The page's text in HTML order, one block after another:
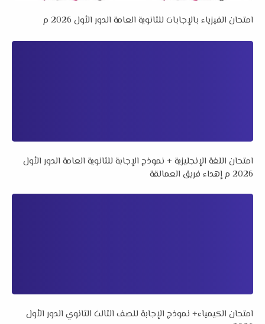
امتحان الفيزياء بالإجابات للثانوية العامة الدور الأول 2026 م
امتحان اللغة الإنجليزية + نموذج الإجابة للثانوية العامة الدور الأول
2026 م إهداء فريق العمالقة
امتحان الكيمياء+ نموذج الإجابة للصف الثالث الثانوي الدور الأول